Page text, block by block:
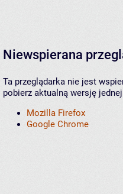
Niewspierana
Ta przeglądarka nie jest
pobierz aktualną wersję
Mozilla Firefox
Google Chrome